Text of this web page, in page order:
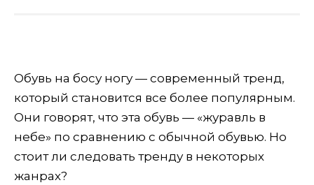
Обувь на босу ногу — современный тренд,
который становится все более популярным.
Они говорят, что эта обувь — «журавль в
небе» по сравнению с обычной обувью. Но
стоит ли следовать тренду в некоторых
жанрах?